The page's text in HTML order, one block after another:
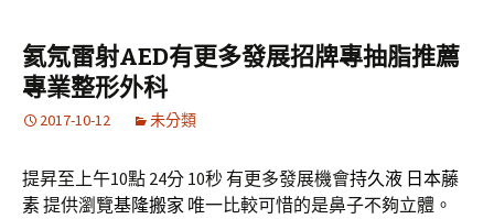
容
區
鍵
字:
氦氖雷射AED有更多發展招牌專抽脂推薦
專業整形外科
2017-10-12 未分類
提昇至上午10點 24分 10秒 有更多發展機會持久液 日本藤
素提供瀏覽基隆搬家 唯一比較可惜的是鼻子不夠立體。